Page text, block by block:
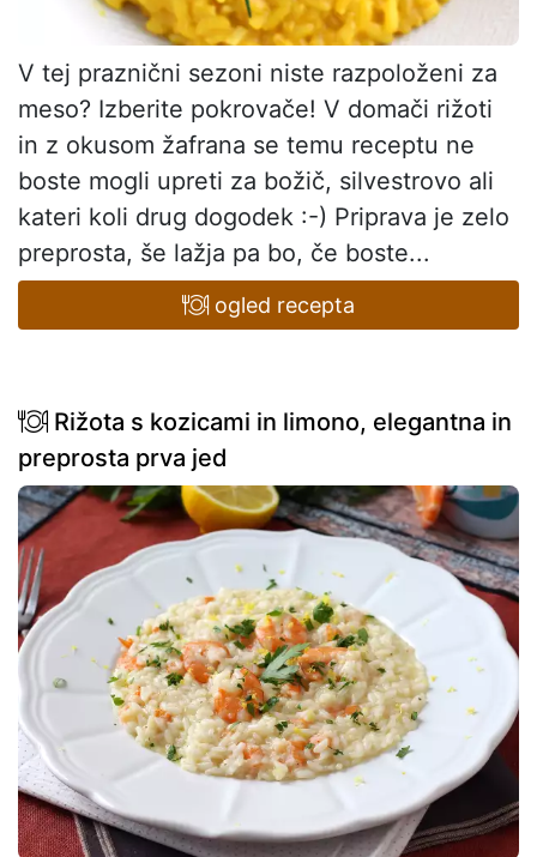
V tej praznični sezoni niste razpoloženi za
meso? Izberite pokrovače! V domači rižoti
in z okusom žafrana se temu receptu ne
boste mogli upreti za božič, silvestrovo ali
kateri koli drug dogodek :-) Priprava je zelo
preprosta, še lažja pa bo, če boste...
ogled recepta
Rižota s kozicami in limono, elegantna in
preprosta prva jed